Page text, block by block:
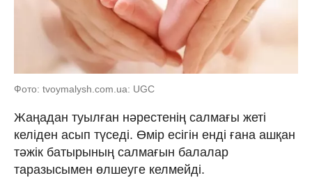
Фото: tvoymalysh.com.ua: UGC
Жаңадан туылған нәрестенің салмағы жеті
келіден асып түседі. Өмір есігін енді ғана ашқан
тәжік батырының салмағын балалар
таразысымен өлшеуге келмейді.